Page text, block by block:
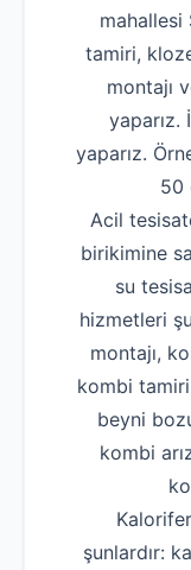
mahallesi
tamiri,
montajı
yaparız.
yaparız.
50
Acil
birikimine
su
hizmetleri
montajı,
kombi
beyni
kombi
şunlardır: